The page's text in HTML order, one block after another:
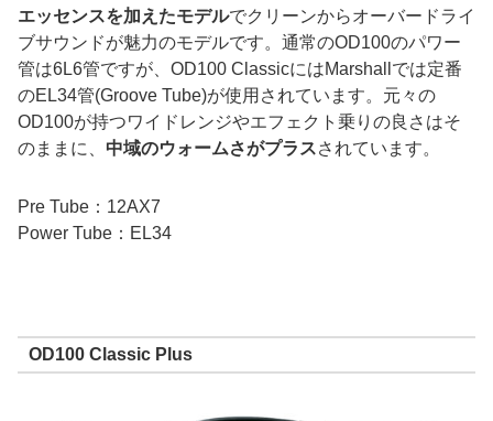
エッセンスを加えたモデルでクリーンからオーバードライ
ブサウンドが魅力のモデルです。通常のOD100のパワー
管は6L6管ですが、OD100 ClassicにはMarshallでは定番
のEL34管(Groove Tube)が使用されています。元々の
OD100が持つワイドレンジやエフェクト乗りの良さはそ
のままに、 中域のウォームさがプラスされています。
Pre Tube：12AX7
Power Tube：EL34
OD100 Classic Plus